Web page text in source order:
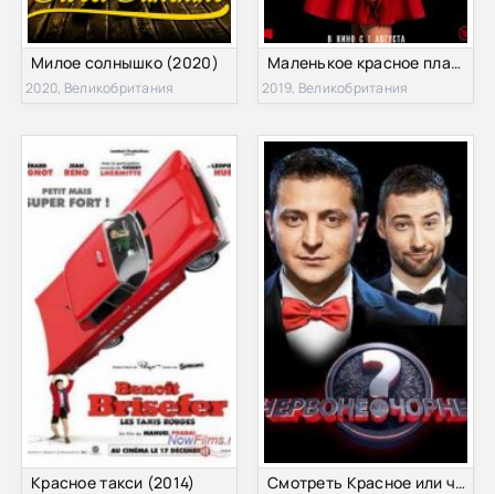
Милое солнышко (2020)
2020, Великобритания
Маленькое красное платье (2019)
2019, Великобритания
Красное такси (2014) Смотреть Красное или черное / Червоне або чорне (2012) Онлайн